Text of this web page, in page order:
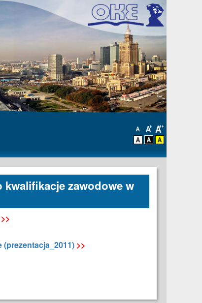
zawodowe w
>>
>>